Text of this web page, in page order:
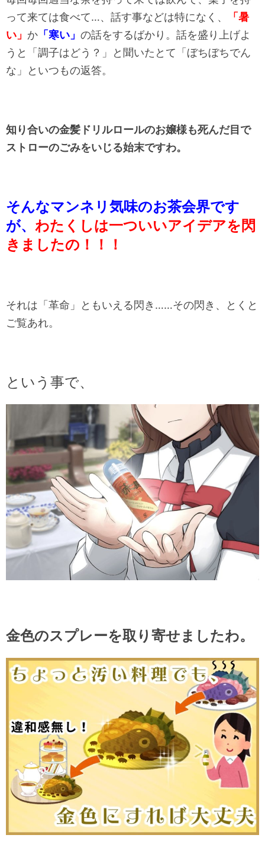
って来ては食べて…、話す事などは特になく、
「暑
い」 か 「寒い」 の話をするばかり。話を盛り上げよ
うと「調子はどう？」と聞いたとて「ぼちぼちでん
な」といつもの返答。
知り合いの金髪ドリルロールのお嬢様も死んだ目で
ストローのごみをいじる始末ですわ。
そんなマンネリ気味のお茶会界です
が、 わたくしは一ついいアイデアを閃
きましたの！！！
それは「革命」ともいえる閃き……その閃き、とくと
ご覧あれ。
という事で、
金色のスプレーを取り寄せましたわ。